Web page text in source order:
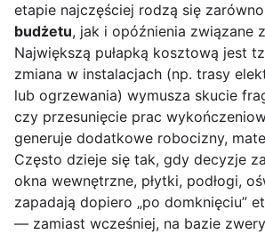
etapie najczęściej rodzą się zarówno
budżetu, jak i opóźnienia związane
Największą pułapką kosztową jest
zmiana w instalacjach (np. trasy
lub ogrzewania) wymusza skucie
czy przesunięcie prac
generuje dodatkowe robocizny,
Często dzieje się tak, gdy decyzje
okna wewnętrzne, płytki, podłogi,
zapadają dopiero „po domknięciu”
— zamiast wcześniej, na bazie